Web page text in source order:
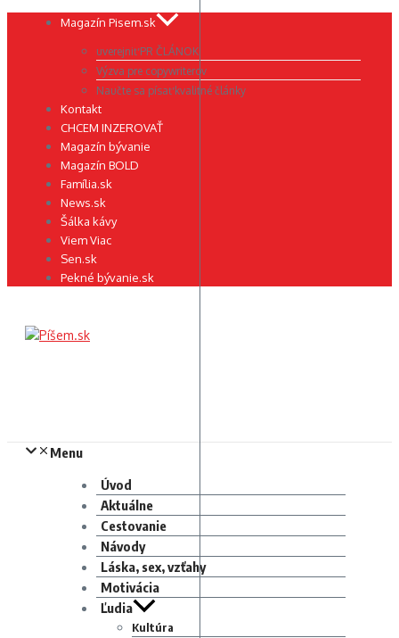
Preskočiť Magazín Pisem.sk
uverejniť PR ČLÁNOK
Výzva pre copywriterov
Naučte sa písať kvalitné články
Kontakt
CHCEM INZEROVAŤ
Magazín bývanie
Magazín BOLD
Família.sk
News.sk
Šálka kávy
Viem Viac
Sen.sk
Pekné bývanie.sk
Menu
Úvod
Aktuálne
Cestovanie
Návody
Láska, sex, vzťahy
Motivácia
Ľudia
Kultúra